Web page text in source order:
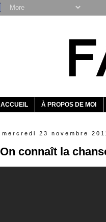
ACCUEIL À PROPOS DE MOI
mercredi 23 novembre
On connaît la